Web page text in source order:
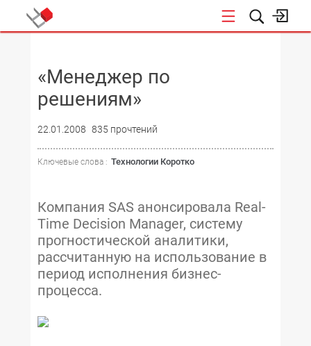
«Менеджер по
решениям»
22.01.2008 835 прочтений
Ключевые слова : Технологии Коротко
Компания SAS анонсировала Real-
Time Decision Manager, систему
прогностической аналитики,
рассчитанную на использование в
период исполнения бизнес-
процесса.